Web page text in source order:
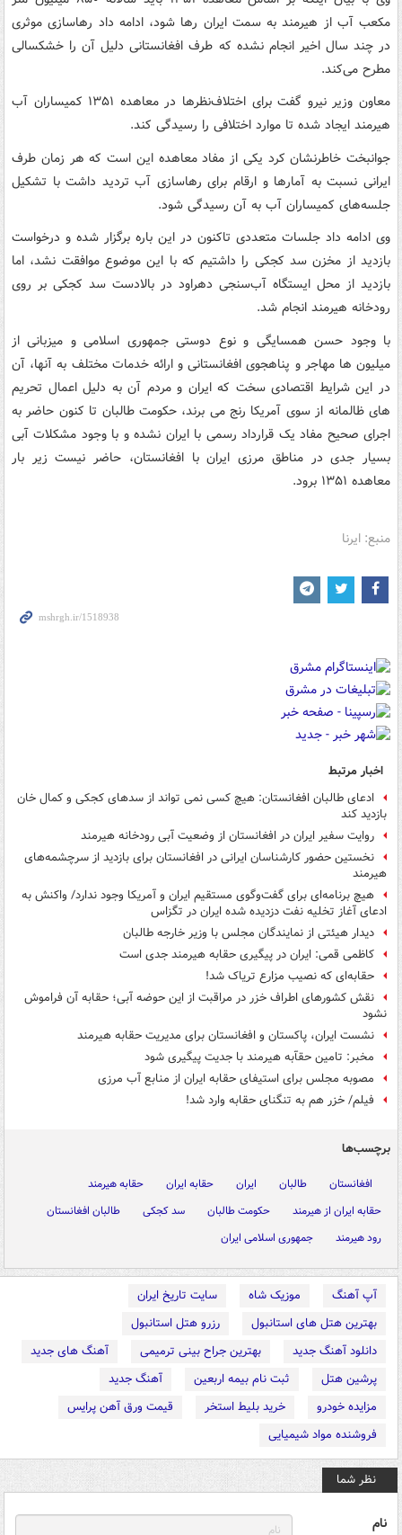
مکعب آب از هیرمند به سمت ایران رها شود، ادامه داد رهاسازی موثری
در چند سال اخیر انجام نشده که طرف افغانستانی دلیل آن را خشکسالی
مطرح می‌کند.
معاون وزیر نیرو گفت برای اختلاف‌نظرها در معاهده ۱۳۵۱ کمیساران آب
هیرمند ایجاد شده تا موارد اختلافی را رسیدگی کند.
جوانبخت خاطرنشان کرد یکی از مفاد معاهده این است که هر زمان طرف
ایرانی نسبت به آمارها و ارقام برای رهاسازی آب تردید داشت با تشکیل
جلسه‌های کمیساران آب به آن رسیدگی شود.
وی ادامه داد جلسات متعددی تاکنون در این باره برگزار شده و درخواست
بازدید از مخزن سد کجکی را داشتیم که با این موضوع موافقت نشد، اما
بازدید از محل ایستگاه آب‌سنجی دهراود در بالادست سد کجکی بر روی
رودخانه هیرمند انجام شد.
با وجود حسن همسایگی و نوع دوستی جمهوری اسلامی و میزبانی از
میلیون ها مهاجر و پناهجوی افغانستانی و ارائه خدمات مختلف به آنها، آن
در این شرایط اقتصادی سخت که ایران و مردم آن به دلیل اعمال تحریم
های ظالمانه از سوی آمریکا رنج می برند، حکومت طالبان تا کنون حاضر به
اجرای صحیح مفاد یک قرارداد رسمی با ایران نشده و با وجود مشکلات آبی
بسیار جدی در مناطق مرزی ایران با افغانستان، حاضر نیست زیر بار
معاهده ۱۳۵۱ برود.
منبع: ایرنا
اخبار مرتبط
ادعای طالبان افغانستان: هیچ کسی نمی تواند از سدهای کجکی و کمال خان
بازدید کند
روایت سفیر ایران در افغانستان از وضعیت آبی رودخانه هیرمند
نخستین حضور کارشناسان ایرانی در افغانستان برای بازدید از سرچشمه‌های
هیرمند
هیچ برنامه‌ای برای گفت‌وگوی مستقیم ایران و آمریکا وجود ندارد/ واکنش به
ادعای آغاز تخلیه نفت دزدیده‌ شده ایران در تگزاس
دیدار هیئتی از نمایندگان مجلس با وزیر خارجه طالبان
کاظمی قمی: ایران در پیگیری حقابه هیرمند جدی است
حقابه‌ای که نصیب مزارع تریاک شد!
نقش کشورهای اطراف خزر در مراقبت از این حوضه آبی؛ حقابه آن فراموش
نشود
نشست ایران، پاکستان و افغانستان برای مدیریت حقابه هیرمند
مخبر: تامین حقآبه‌ هیرمند با جدیت پیگیری شود
مصوبه مجلس برای استیفای حقابه ایران از منابع آب مرزی
فیلم/ خزر هم به تنگنای حقابه وارد شد!
برچسب‌ها
افغانستان طالبان ایران حقابه ایران
حقابه هیرمند
حقابه ایران از هیرمند
حکومت طالبان سد کجکی
طالبان افغانستان
رود هیرمند
جمهوری اسلامی ایران
آپ آهنگ موزیک شاه
سایت تاریخ ایران
بهترین هتل های استانبول
رزرو هتل استانبول
دانلود آهنگ جدید
بهترین جراح بینی ترمیمی
آهنگ های جدید
پرشین هتل
ثبت نام بیمه اربعین
آهنگ جدید
مزایده خودرو
خرید بلیط استخر
قیمت ورق آهن پرایس
فروشنده مواد شیمیایی
نظر شما
نام